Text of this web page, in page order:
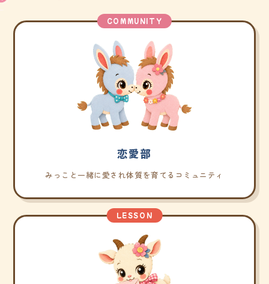
COMMUNITY
恋愛部
みっこと一緒に愛され体質を育てるコミュニティ
LESSON